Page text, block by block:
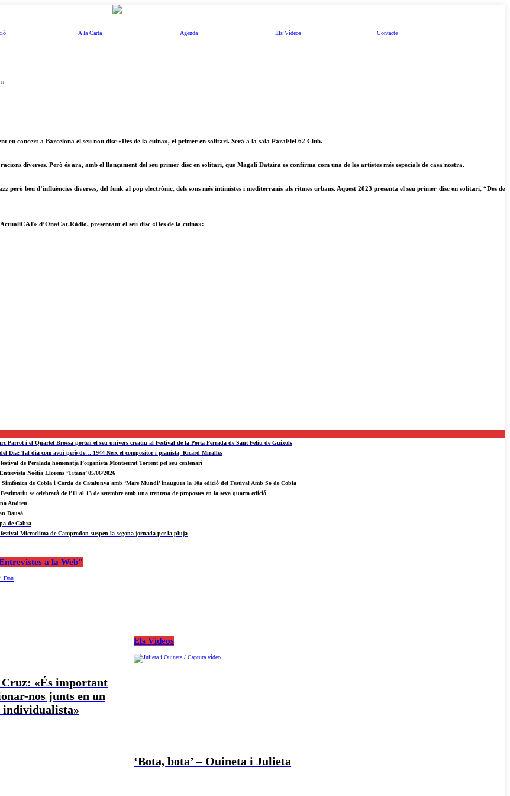
A la Carta Agenda Els Vídeos Contacte
concert a Barcelona el seu nou disc «Des de la cuina», el primer en solitari. Serà a la sala Paral·lel 62 Club.
diverses. Però és ara, amb el llançament del seu primer disc en solitari, que Magalí Datzira es confirma com una de les artistes més especials de casa nostra.
però beu d’influències diverses, del funk al pop electrònic, dels sons més intimistes i mediterranis als ritmes urbans. Aquest 2023 presenta el seu primer disc en solitari, “Des de
d’OnaCat.Ràdio, presentant el seu disc «Des de la cuina»:
Parrot i el Quartet Brossa porten el seu univers creatiu al Festival de la Porta Ferrada de Sant Feliu de Guíxols
Dia: Tal dia com avui però de… 1944 Neix el compositor i pianista, Ricard Miralles
de Peralada homenatja l’organista Montserrat Torrent pel seu centenari
Noèlia Llorens ‘Titana’ 05/06/2026
Simfònica de Cobla i Corda de Catalunya amb ‘Mare Mundi’ inaugura la 10a edició del Festival Amb So de Cobla
se celebrarà de l’11 al 13 de setembre amb una trentena de propostes en la seva quarta edició
Andreu
Dausà
de Cabra
Microclima de Camprodon suspèn la segona jornada per la pluja
a la Web"
Cruz: «És important
nos junts en un
individualista»
Els Vídeos
‘Bota, bota’ – Ouineta i Julieta